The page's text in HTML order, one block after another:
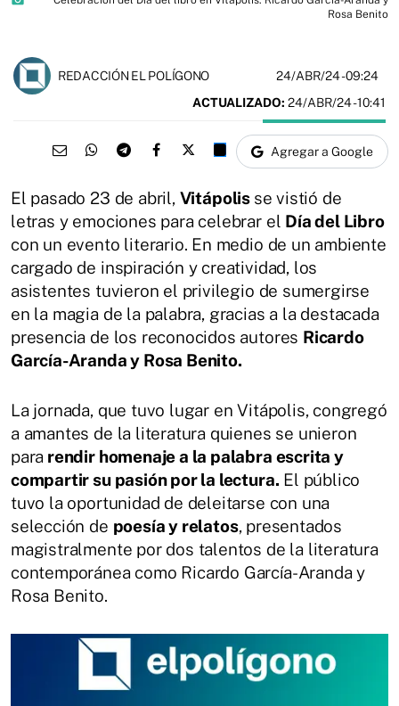
Rosa Benito
REDACCIÓN EL POLÍGONO 24/ABR/24- 09:24
ACTUALIZADO: 24/ABR/24 - 10:41
Agregar a Google
El pasado 23 de abril, Vitápolis se vistió de
letras y emociones para celebrar el Día del Libro
con un evento literario. En medio de un ambiente
cargado de inspiración y creatividad, los
asistentes tuvieron el privilegio de sumergirse
en la magia de la palabra, gracias a la destacada
presencia de los reconocidos autores Ricardo
García-Aranda y Rosa Benito.
La jornada, que tuvo lugar en Vitápolis, congregó
a amantes de la literatura quienes se unieron
para rendir homenaje a la palabra escrita y
compartir su pasión por la lectura. El público
tuvo la oportunidad de deleitarse con una
selección de poesía y relatos, presentados
magistralmente por dos talentos de la literatura
contemporánea como Ricardo García-Aranda y
Rosa Benito.